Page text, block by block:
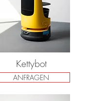
Kettybot
ANFRAGEN